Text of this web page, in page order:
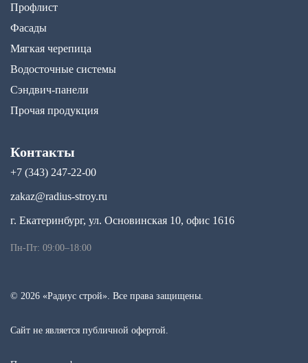
Профлист
Фасады
Мягкая черепица
Водосточные системы
Сэндвич-панели
Прочая продукция
Контакты
+7 (343) 247-22-00
zakaz@radius-stroy.ru
г. Екатеринбург, ул. Основинская 10, офис 1616
Пн-Пт: 09:00–18:00
© 2026 «Радиус строй». Все права защищены.
Сайт не является публичной офертой.